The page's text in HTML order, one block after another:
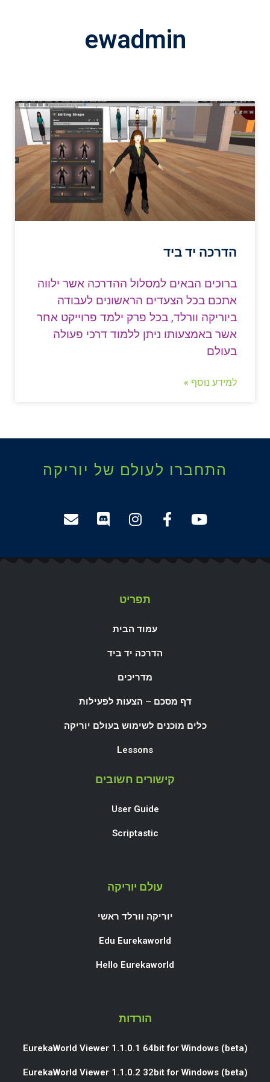
ewadmin
הדרכה יד ביד
ברוכים הבאים למסלול ההדרכה אשר ילווה
אתכם בכל הצעדים הראשונים לעבודה
ביוריקה וורלד, בכל פרק ילמד פרוייקט אחר
אשר באמצעותו ניתן ללמוד דרכי פעולה
בעולם
למידע נוסף »
התחברו לעולם של יוריקה
תפריט
עמוד הבית
הדרכה יד ביד
מדריכים
דף מסכם – הצעות לפעילות
כלים מוכנים לשימוש בעולם יוריקה
Lessons
קישורים חשובים
User Guide
Scriptastic
עולם יוריקה
יוריקה וורלד ראשי
Edu Eurekaworld
Hello Eurekaworld
הורדות
EurekaWorld Viewer 1.1.0.1 64bit for Windows (beta)
EurekaWorld Viewer 1.1.0.2 32bit for Windows (beta)